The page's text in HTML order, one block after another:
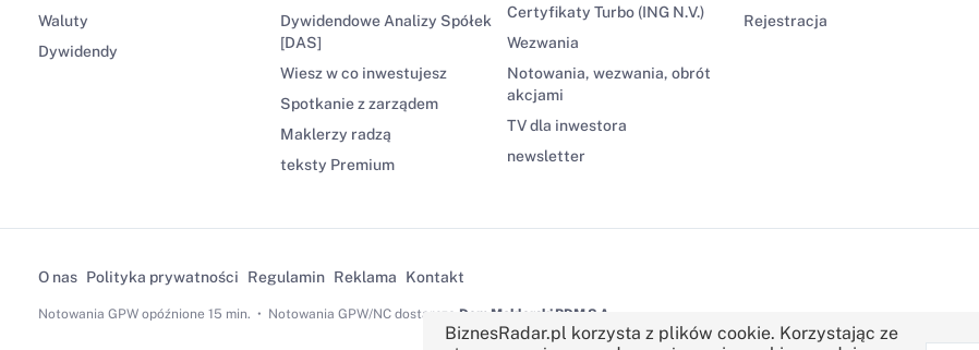
Waluty
Dywidendy
Dywidendowe Analizy Spółek
[DAS]
Wiesz w co inwestujesz
Spotkanie z zarządem
Maklerzy radzą
teksty Premium
Certyfikaty Turbo (ING N.V.)
Wezwania
Notowania, wezwania, obrót
akcjami
TV dla inwestora
newsletter
Rejestracja
O nas Polityka prywatności Regulamin Reklama Kontakt
Notowania GPWopóźnione 15 min. Notowania GPW/NC dostarcza Dom Maklerski BDM S.A.
BiznesRadar.pl korzysta z plików cookie. Korzystając ze